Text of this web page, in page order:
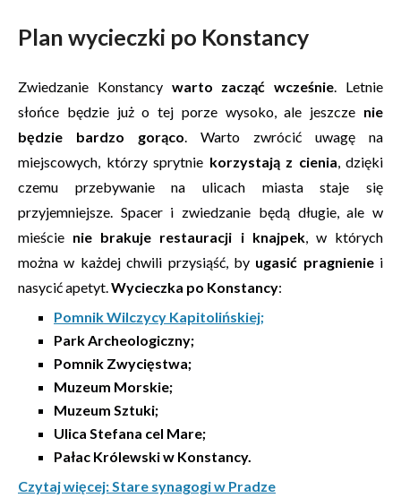
Plan wycieczki po Konstancy
Zwiedzanie Konstancy warto zacząć wcześnie. Letnie
słońce będzie już o tej porze wysoko, ale jeszcze nie
będzie bardzo gorąco. Warto zwrócić uwagę na
miejscowych, którzy sprytnie korzystają z cienia, dzięki
czemu przebywanie na ulicach miasta staje się
przyjemniejsze. Spacer i zwiedzanie będą długie, ale w
mieście nie brakuje restauracji i knajpek, w których
można w każdej chwili przysiąść, by ugasić pragnieniei
nasycić apetyt.Wycieczka po Konstancy:
Pomnik Wilczycy Kapitolińskiej;
Park Archeologiczny;
Pomnik Zwycięstwa;
Muzeum Morskie;
Muzeum Sztuki;
Ulica Stefana cel Mare;
Pałac Królewski w Konstancy.
Czytaj więcej: Stare synagogi w Pradze